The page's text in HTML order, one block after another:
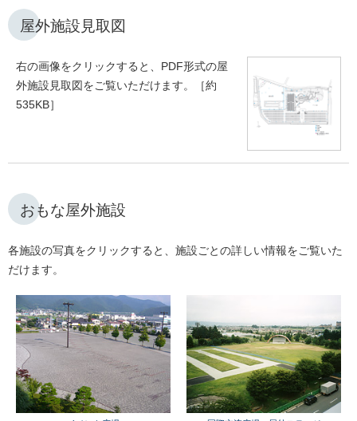
屋外施設見取図
右の画像をクリックすると、PDF形式の屋
外施設見取図をご覧いただけます。［約
535KB］
おもな屋外施設
各施設の写真をクリックすると、施設ごとの詳しい情報をご覧いた
だけます。